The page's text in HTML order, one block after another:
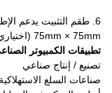
75mm × 75mm (اختياري).
تطبيقات الكمبيوتر الصناعي
تصنيع / إنتاج صناعي
صناعات السلع